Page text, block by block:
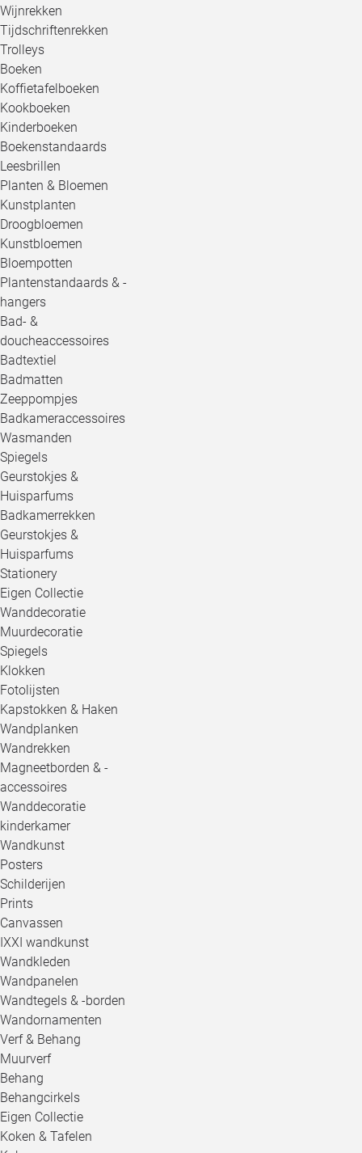
Wijnrekken
Tijdschriftenrekken
Trolleys
Boeken
Koffietafelboeken
Kookboeken
Kinderboeken
Boekenstandaards
Leesbrillen
Planten & Bloemen
Kunstplanten
Droogbloemen
Kunstbloemen
Bloempotten
Plantenstandaards & -
hangers
Bad- &
doucheaccessoires
Badtextiel
Badmatten
Zeeppompjes
Badkameraccessoires
Wasmanden
Spiegels
Geurstokjes &
Huisparfums
Badkamerrekken
Geurstokjes &
Huisparfums
Stationery
Eigen Collectie
Wanddecoratie
Muurdecoratie
Spiegels
Klokken
Fotolijsten
Kapstokken & Haken
Wandplanken
Wandrekken
Magneetborden & -
accessoires
Wanddecoratie
kinderkamer
Wandkunst
Posters
Schilderijen
Prints
Canvassen
IXXI wandkunst
Wandkleden
Wandpanelen
Wandtegels & -borden
Wandornamenten
Verf & Behang
Muurverf
Behang
Behangcirkels
Eigen Collectie
Koken & Tafelen